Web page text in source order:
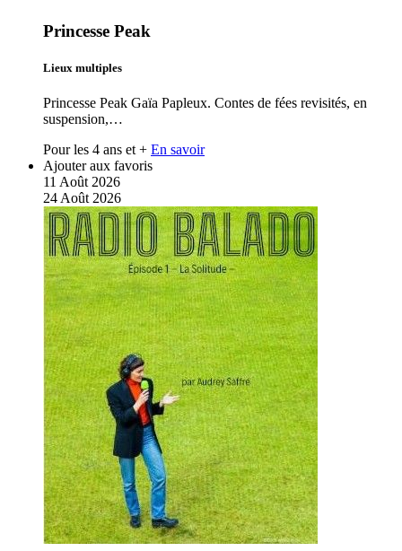
Princesse Peak
Lieux multiples
Princesse Peak Gaïa Papleux. Contes de fées revisités, en
suspension,…
Pour les 4 ans et + En savoir
Ajouter aux favoris
11 Août 2026
24 Août 2026